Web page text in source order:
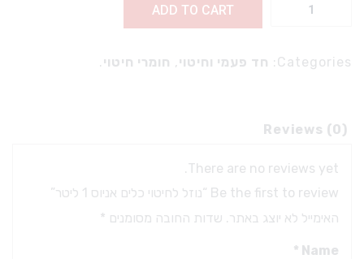
ADD TO CART
Categories: חד פעמי וחיטוי, חומרי חיטוי .
Reviews (0)
There are no reviews yet.
Be the first to review “נוזל לחיטוי כלים אניוס 1 ליטר”
האימייל לא יוצג באתר. שדות החובה מסומנים *
Name
*